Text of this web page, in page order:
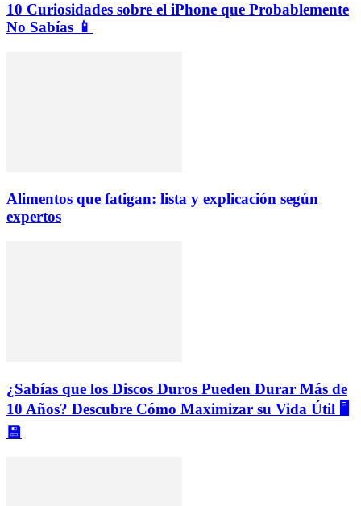
10 Curiosidades sobre el iPhone que Probablemente
No Sabías 📱
Alimentos que fatigan: lista y explicación según
expertos
¿Sabías que los Discos Duros Pueden Durar Más de
10 Años? Descubre Cómo Maximizar su Vida Útil 🖥️
💾